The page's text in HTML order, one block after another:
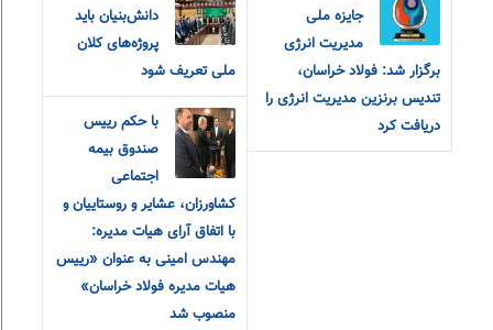
جایزه ملی
مدیریت انرژی
برگزار شد: فولاد خراسان،
تندیس برنزین مدیریت انرژی را
دریافت کرد
دانش‌بنیان باید
پروژه‌های کلان
ملی تعریف شود
با حکم رییس
صندوق بیمه
اجتماعی
کشاورزان، عشایر و روستاییان و
با اتفاق آرای هیات مدیره:
مهندس امینی به عنوان «رییس
هیات مدیره فولاد خراسان»
منصوب شد